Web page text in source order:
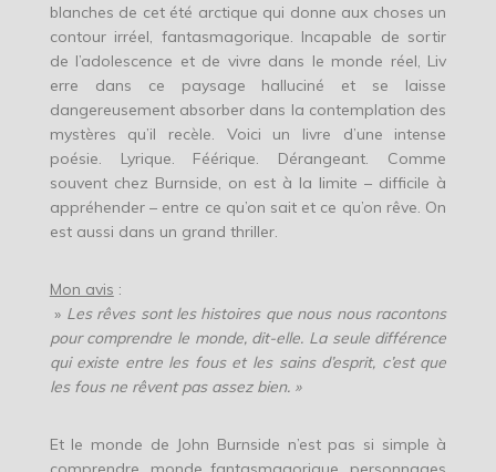
blanches de cet été arctique qui donne aux choses un
contour irréel, fantasmagorique. Incapable de sortir
de l’adolescence et de vivre dans le monde réel, Liv
erre dans ce paysage halluciné et se laisse
dangereusement absorber dans la contemplation des
mystères qu’il recèle. Voici un livre d’une intense
poésie. Lyrique. Féérique. Dérangeant. Comme
souvent chez Burnside, on est à la limite – difficile à
appréhender – entre ce qu’on sait et ce qu’on rêve. On
est aussi dans un grand thriller.
Mon avis :
» Les rêves sont les histoires que nous nous racontons
pour comprendre le monde, dit-elle. La seule différence
qui existe entre les fous et les sains d’esprit, c’est que
les fous ne rêvent pas assez bien. »
Et le monde de John Burnside n’est pas si simple à